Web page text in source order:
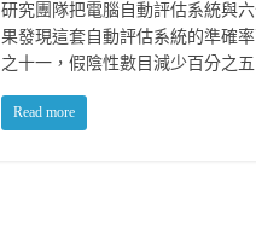
研究團隊把電腦自動評估系統與
果發現這套自動評估系統的準確
之十一，假陰性數目減少百分之
Read more